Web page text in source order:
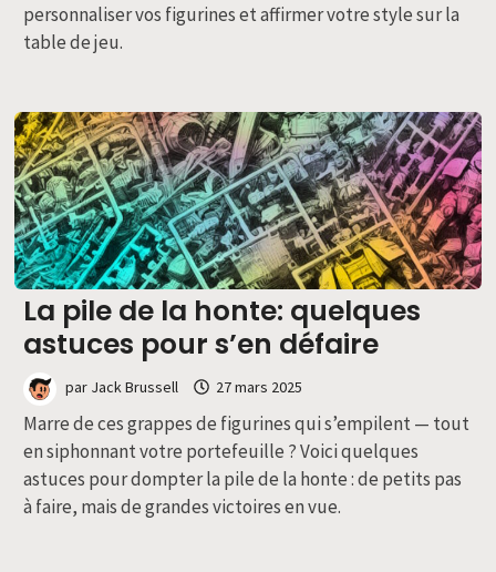
personnaliser vos figurines et affirmer votre style sur la
table de jeu.
La pile de la honte: quelques
astuces pour s’en défaire
par Jack Brussell 27 mars 2025
Marre de ces grappes de figurines qui s’empilent — tout
en siphonnant votre portefeuille ? Voici quelques
astuces pour dompter la pile de la honte : de petits pas
à faire, mais de grandes victoires en vue.